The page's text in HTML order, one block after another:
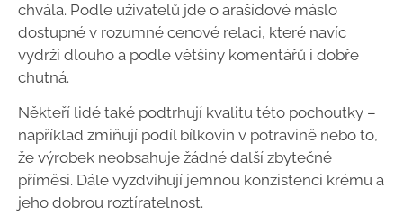
chvála. Podle uživatelů jde o arašídové máslo
dostupné v rozumné cenové relaci, které navíc
vydrží dlouho a podle většiny komentářů i dobře
chutná.
Někteří lidé také podtrhují kvalitu této pochoutky –
například zmiňují podíl bílkovin v potravině nebo to,
že výrobek neobsahuje žádné další zbytečné
příměsi. Dále vyzdvihují jemnou konzistenci krému a
jeho dobrou roztíratelnost.